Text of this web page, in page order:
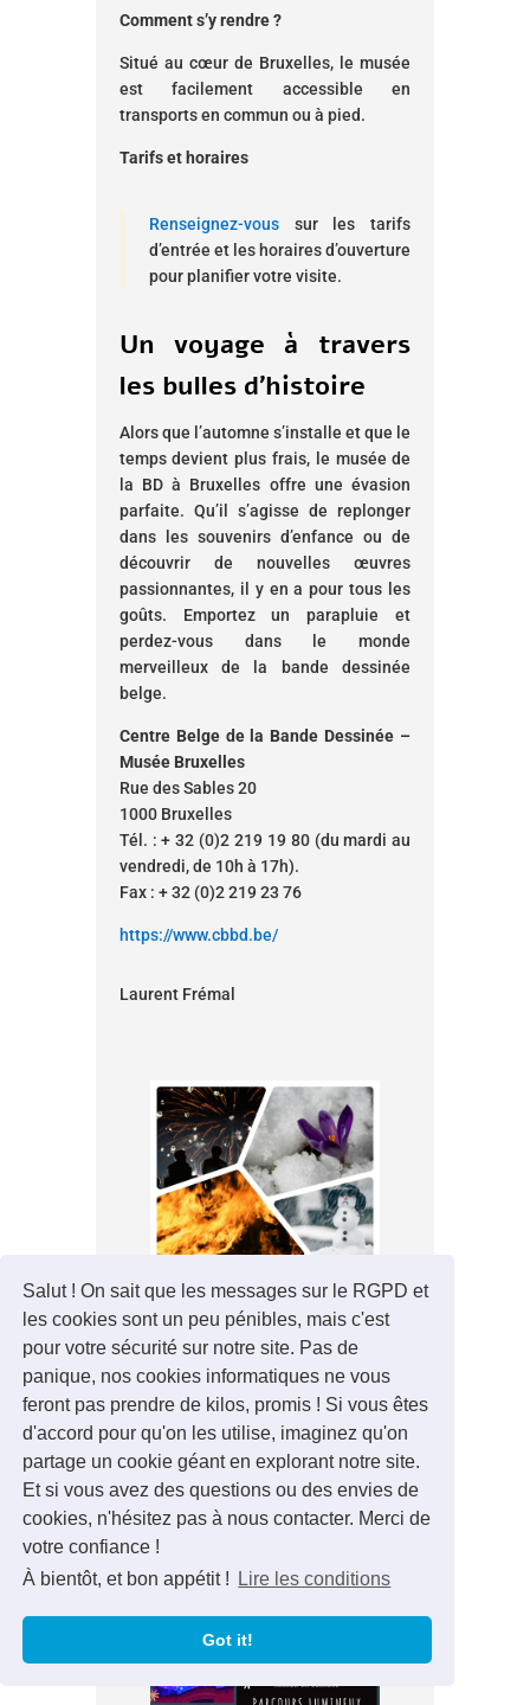
Salut ! On sait que les messages sur le RGPD et
les cookies sont un peu pénibles, mais c'est
pour votre sécurité sur notre site. Pas de
panique, nos cookies informatiques ne vous
feront pas prendre de kilos, promis ! Si vous êtes
d'accord pour qu'on les utilise, imaginez qu'on
partage un cookie géant en explorant notre site.
Et si vous avez des questions ou des envies de
cookies, n'hésitez pas à nous contacter. Merci de
votre confiance !
À bientôt, et bon appétit !
Lire les conditions
Got it!
Comment s’y rendre ?
Situé au cœur de Bruxelles, le musée
est facilement accessible en
transports en commun ou à pied.
Tarifs et horaires
Renseignez-voussur les tarifs
d’entrée et les horaires d’ouverture
pour planifier votre visite.
Un voyage à travers
les bulles d’histoire
Alors que l’automne s’installe et que le
temps devient plus frais, le musée de
la BD à Bruxelles offre une évasion
parfaite. Qu’il s’agisse de replonger
dans les souvenirs d’enfance ou de
découvrir de nouvelles œuvres
passionnantes, il y en a pour tous les
goûts. Emportez un parapluie et
perdez-vous dans le monde
merveilleux de la bande dessinée
belge.
Centre Belge de la Bande Dessinée –
Musée Bruxelles
Rue des Sables 20
1000 Bruxelles
Tél. : + 32 (0)2 219 19 80 (du mardi au
vendredi, de 10h à 17h).
Fax : + 32 (0)2 219 23 76
https://www.cbbd.be/
Laurent Frémal
Le Grand Feu de Bouge :
Flambeau de Tradition et
Symbole de Renouveau
Fév 2024
Dans la petite ville de
Bouge, une tradition
séculaire brille de tous ses
feux chaque année,
attirant les regards et
réchauffant les âmes. Le
Grand Feu, événement
emblématique marquant
la fin de l'hiver, est bien
plus qu'une simple
festivité. C'est un
moment de...
lire plus